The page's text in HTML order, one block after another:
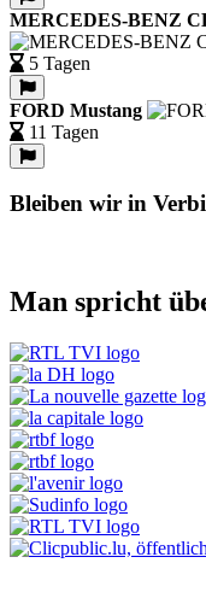
MERCEDES-BENZ
5 Tagen
FORD Mustang
11 Tagen
Bleiben wir in
Man spricht